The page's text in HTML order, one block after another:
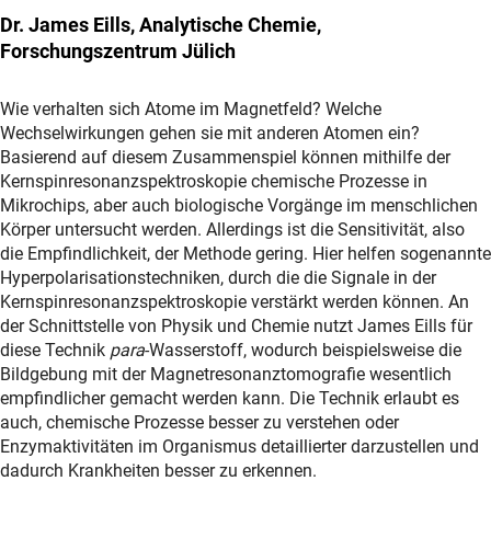
Dr. James Eills, Analytische Chemie,
Forschungszentrum Jülich
Wie verhalten sich Atome im Magnetfeld? Welche
Wechselwirkungen gehen sie mit anderen Atomen ein?
Basierend auf diesem Zusammenspiel können mithilfe der
Kernspinresonanzspektroskopie chemische Prozesse in
Mikrochips, aber auch biologische Vorgänge im menschlichen
Körper untersucht werden. Allerdings ist die Sensitivität, also
die Empfindlichkeit, der Methode gering. Hier helfen sogenannte
Hyperpolarisationstechniken, durch die die Signale in der
Kernspinresonanzspektroskopie verstärkt werden können. An
der Schnittstelle von Physik und Chemie nutzt James Eills für
diese Technik para-Wasserstoff, wodurch beispielsweise die
Bildgebung mit der Magnetresonanztomografie wesentlich
empfindlicher gemacht werden kann. Die Technik erlaubt es
auch, chemische Prozesse besser zu verstehen oder
Enzymaktivitäten im Organismus detaillierter darzustellen und
dadurch Krankheiten besser zu erkennen.